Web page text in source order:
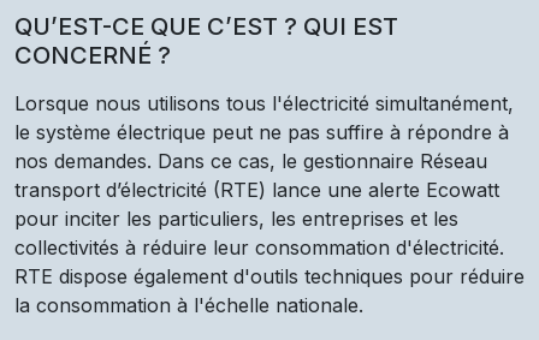
QU’EST-CE QUE C’EST ? QUI EST
CONCERNÉ ?
Lorsque nous utilisons tous l'électricité simultanément,
le système électrique peut ne pas suffire à répondre à
nos demandes. Dans ce cas, le gestionnaire Réseau
transport d’électricité (RTE) lance une alerte Ecowatt
pour inciter les particuliers, les entreprises et les
collectivités à réduire leur consommation d'électricité.
RTE dispose également d'outils techniques pour réduire
la consommation à l'échelle nationale.